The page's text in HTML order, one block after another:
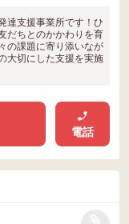
達支援事業所です！ひ
だちとのかかわりを育
の課題に寄り添いなが
大切にした支援を実施
電話